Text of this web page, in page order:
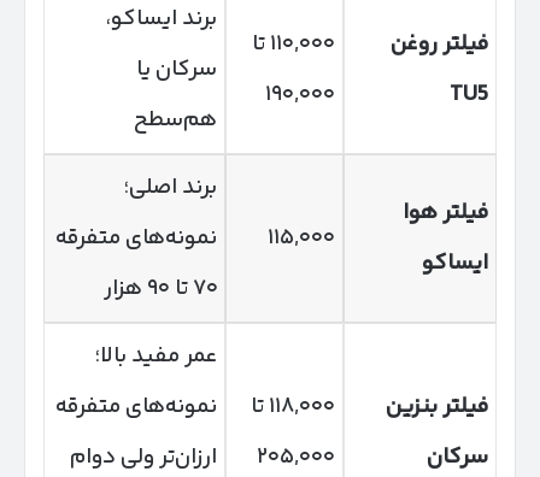
فیلتر روغن
TU5
۱۱۰,۰۰۰ تا
۱۹۰,۰۰۰
برند ایساکو،
سرکان یا
هم‌سطح
فیلتر هوا
ایساکو
۱۱۵,۰۰۰
برند اصلی؛
نمونه‌های متفرقه
۷۰ تا ۹۰ هزار
فیلتر بنزین
سرکان
۱۱۸,۰۰۰ تا
۲۰۵,۰۰۰
عمر مفید بالا؛
نمونه‌های متفرقه
ارزان‌تر ولی دوام